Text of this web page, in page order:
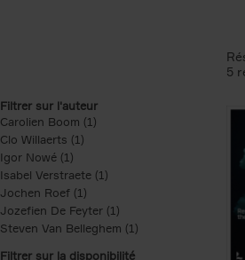
Filtrer sur l'auteur
Carolien Boom (1)
Clo Willaerts (1)
Igor Nowé (1)
Isabel Verstraete (1) Apply Isabel Verstraete
Jochen Roef (1)
Jozefien De Feyter (1) Apply Jozefien De
Steven Van Belleghem (1) Apply Steven Van
Filtrer sur la disponibilité
5